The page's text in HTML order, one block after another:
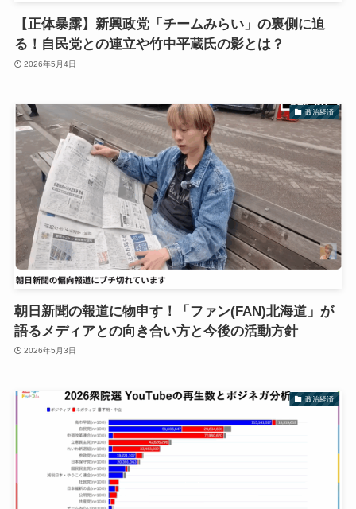
【正体暴露】新興政党「チームみらい」の裏側に迫
る！自民党との連立や竹中平蔵氏の影とは？
2026年5月4日
政治経済
朝日新聞の報道に物申す！「ファン(FAN)北海道」が
語るメディアとの向き合い方と今後の活動方針
2026年5月3日
政治経済